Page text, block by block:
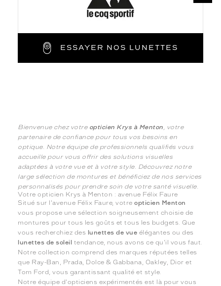
ESSAYER NOS LUNETTES
Bienvenue chez votre opticien Krys à Menton , votre
partenaire de confiance pour tous vos besoins en
optique. Notre équipe de professionnels qualifiés vous
accueille pour vous offrir des solutions visuelles
adaptées à votre vue et à votre style. Découvrez notre
large sélection de montures et bénéficiez de nos services
personnalisés pour prendre soin de votre santé visuelle.
Votre opticien Krys à Menton : avenue Félix Faure
Situé sur l'avenue Félix Faure, votreopticien Menton
vous propose une sélection soigneusement choisie de
montures pour tous les goûts et tous les budgets. Que
vous recherchiez des lunettes de vue élégantes ou des
lunettes de soleil tendance, nous avons ce qu'il vous faut.
Notre collection comprend des marques réputées telles
que Ray-Ban, Prada, Dolce & Gabbana, Oakley, Dior et
Tom Ford, vous garantissant qualité et style.
Notre équipe d'opticiens expérimentés est là pour vous